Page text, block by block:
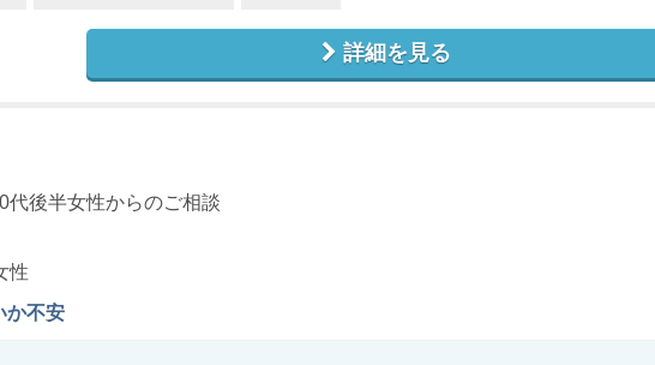
詳細を見る
代後半女性からのご相談
性
か不安